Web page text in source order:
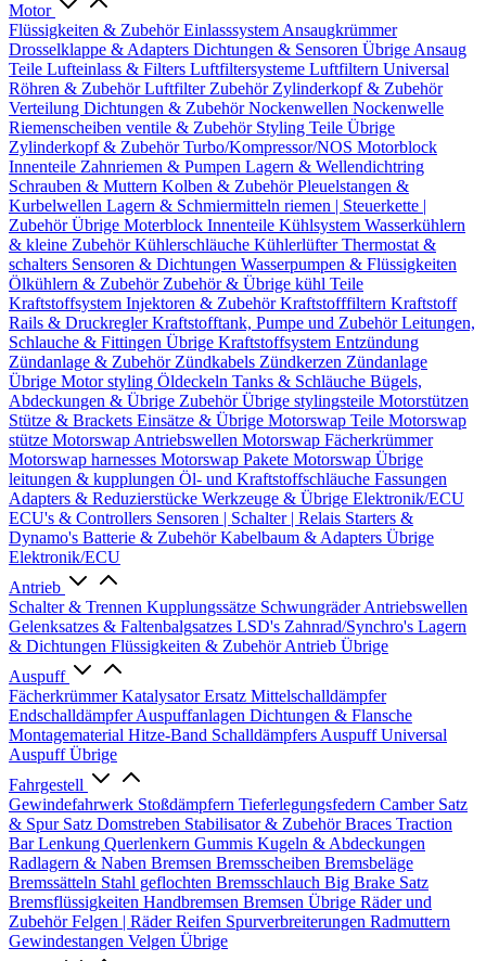
Motor
Flüssigkeiten & ZubehörEinlasssystem Ansaugkrümmer
Drosselklappe & Adapters Dichtungen & Sensoren Übrige Ansaug
Teile Lufteinlass & Filters Luftfiltersysteme Luftfiltern Universal
Röhren & ZubehörLuftfilter Zubehör Zylinderkopf & Zubehör
Verteilung Dichtungen & ZubehörNockenwellen Nockenwelle
Riemenscheiben ventile & Zubehör Styling Teile Übrige
Zylinderkopf & ZubehörTurbo/Kompressor/NOS Motorblock
Innenteile Zahnriemen & Pumpen Lagern & Wellendichtring
Schrauben & Muttern Kolben & ZubehörPleuelstangen &
Kurbelwellen Lagern & Schmiermitteln riemen | Steuerkette |
ZubehörÜbrige Moterblock Innenteile Kühlsystem Wasserkühlern
& kleine ZubehörKühlerschläuche KühlerlüfterThermostat &
schalters Sensoren & Dichtungen Wasserpumpen & Flüssigkeiten
Ölkühlern & Zubehör Zubehör & Übrige kühl Teile
Kraftstoffsystem Injektoren & ZubehörKraftstofffiltern Kraftstoff
Rails & DruckreglerKraftstofftank, Pumpe und ZubehörLeitungen,
Schlauche & Fittingen Übrige Kraftstoffsystem Entzündung
Zündanlage & Zubehör Zündkabels Zündkerzen Zündanlage
Übrige Motor styling Öldeckeln Tanks & Schläuche Bügels,
Abdeckungen & Übrige ZubehörÜbrige stylingsteile Motorstützen
Stütze & Brackets Einsätze & Übrige Motorswap Teile Motorswap
stütze Motorswap Antriebswellen Motorswap Fächerkrümmer
Motorswap harnesses Motorswap Pakete Motorswap Übrige
leitungen & kupplungen Öl- und Kraftstoffschläuche Fassungen
Adapters & Reduzierstücke Werkzeuge & Übrige Elektronik/ECU
ECU's & Controllers Sensoren | Schalter | Relais Starters &
Dynamo's Batterie & ZubehörKabelbaum & Adapters Übrige
Elektronik/ECU
Antrieb
Schalter & Trennen Kupplungssätze SchwungräderAntriebswellen
Gelenksatzes & Faltenbalgsatzes LSD's Zahnrad/Synchro's Lagern
& Dichtungen Flüssigkeiten & ZubehörAntrieb Übrige
Auspuff
FächerkrümmerKatalysator Ersatz Mittelschalldämpfer
EndschalldämpferAuspuffanlagen Dichtungen & Flansche
Montagematerial Hitze-Band Schalldämpfers Auspuff Universal
Auspuff Übrige
Fahrgestell
Gewindefahrwerk Stoßdämpfern Tieferlegungsfedern Camber Satz
& Spur Satz Domstreben Stabilisator & ZubehörBraces Traction
BarLenkung Querlenkern Gummis Kugeln & Abdeckungen
Radlagern & Naben Bremsen Bremsscheiben Bremsbeläge
Bremssätteln Stahl geflochten Bremsschlauch Big Brake Satz
Bremsflüssigkeiten Handbremsen Bremsen Übrige Räder und
ZubehörFelgen | RäderReifen Spurverbreiterungen Radmuttern
Gewindestangen Velgen Übrige